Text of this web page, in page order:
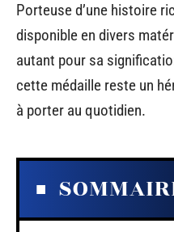
Porteuse d’une histoire
disponible en divers
autant pour sa
cette médaille reste un
à porter au quotidien.